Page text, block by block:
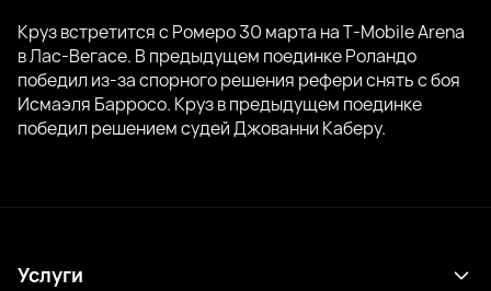
Круз встретится с Ромеро 30 марта на T-Mobile Arena
в Лас-Вегасе. В предыдущем поединке Роландо
победил из-за спорного решения рефери снять с боя
Исмаэля Барросо. Круз в предыдущем поединке
победил решением судей Джованни Каберу.
Услуги